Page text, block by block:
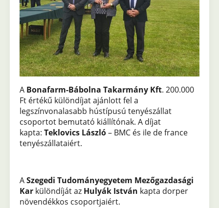
A Bonafarm-Bábolna Takarmány Kft. 200.000
Ft értékű különdíjat ajánlott fel a
legszínvonalasabb hústípusú tenyészállat
csoportot bemutató kiállítónak. A díjat
kapta: Teklovics László– BMC és ile de france
tenyészállataiért.
ASzegedi Tudományegyetem Mezőgazdasági
Kar különdíját az Hulyák István kapta dorper
növendékkos csoportjaiért.